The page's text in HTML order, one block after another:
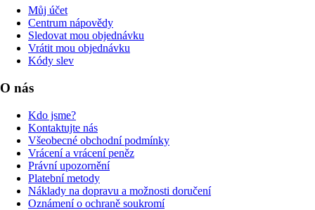
Můj účet
Centrum nápovědy
Sledovat mou objednávku
Vrátit mou objednávku
Kódy slev
O nás
Kdo jsme?
Kontaktujte nás
Všeobecné obchodní podmínky
Vrácení a vrácení peněz
Právní upozornění
Platební metody
Náklady na dopravu a možnosti doručení
Oznámení o ochraně soukromí